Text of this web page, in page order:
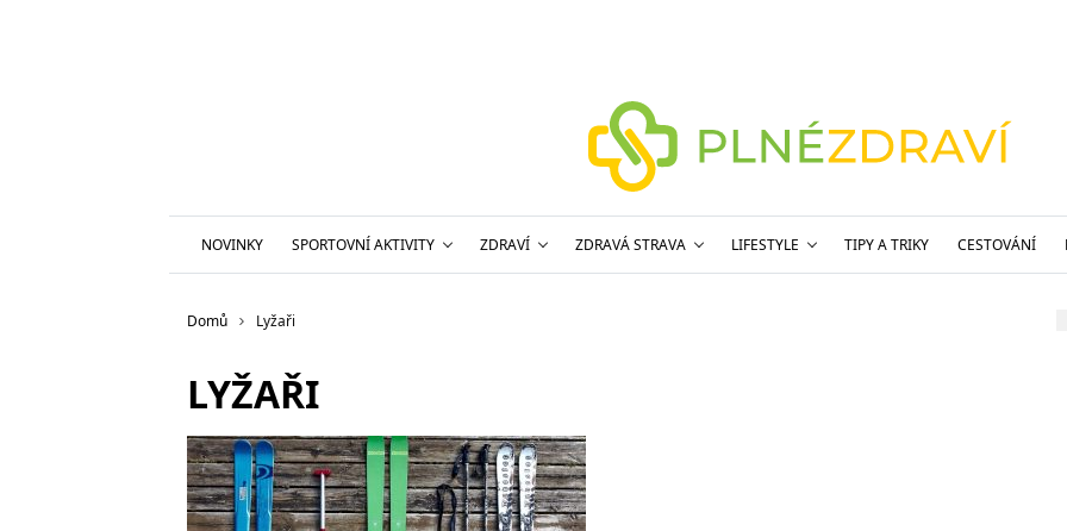
NOVINKY SPORTOVNÍ AKTIVITY ZDRAVÍ ZDRAVÁ STRAVA LIFESTYLE TIPY A TRIKY CESTOVÁNÍ
Domů Lyžaři
LYŽAŘI